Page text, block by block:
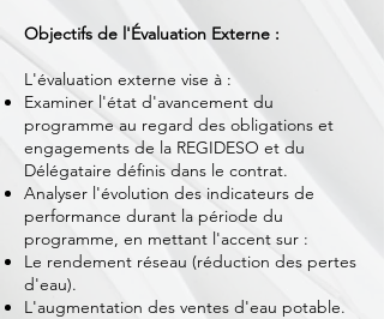
Objectifs de l'Évaluation Externe :
L'évaluation externe vise à :
Examiner l'état d'avancement du
programme au regard des obligations et
engagements de la REGIDESO et du
Délégataire définis dans le contrat.
Analyser l'évolution des indicateurs de
performance durant la période du
programme, en mettant l'accent sur :
Le rendement réseau (réduction des pertes
d'eau).
L'augmentation des ventes d'eau potable.